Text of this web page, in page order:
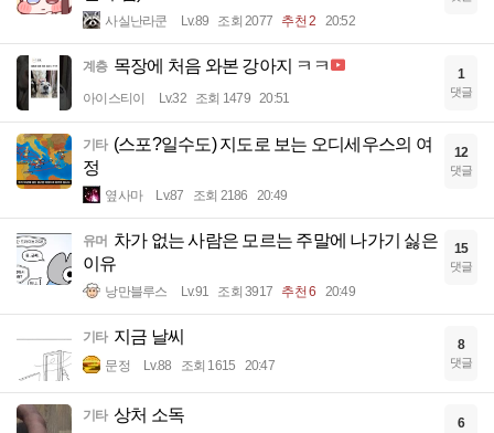
사실난라쿤 Lv.89 조회 2077 추천 2 20:52
계층 목장에 처음 와본 강아지 ㅋㅋ
아이스티이 Lv.32 조회 1479 20:51
1
댓글
기타 (스포?일수도) 지도로 보는 오디세우스의 여
정
옆사마 Lv.87 조회 2186 20:49
12
댓글
유머 차가 없는 사람은 모르는 주말에 나가기 싫은
이유
낭만블루스 Lv.91 조회 3917 추천 6 20:49
15
댓글
기타 지금 날씨
문정 Lv.88 조회 1615 20:47
8
댓글
기타 상처 소독 6